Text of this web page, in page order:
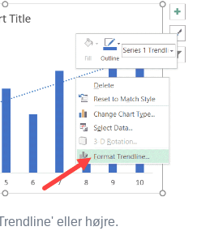
eller højre.